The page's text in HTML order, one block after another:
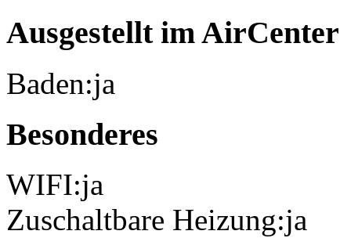
Ausgestellt im AirCenter
Baden:ja
Besonderes
WIFI:ja
Zuschaltbare Heizung:ja